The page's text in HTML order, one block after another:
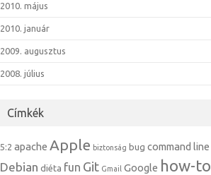
2010. május
2010. január
2009. augusztus
2008. július
Címkék
5:2 apache Apple biztonság bug command line
Debian diéta fun Git Gmail Google how-to